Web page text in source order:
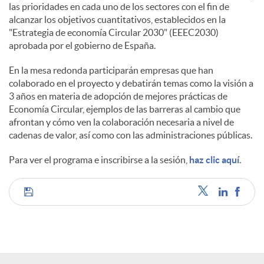
las prioridades en cada uno de los sectores con el fin de
alcanzar los objetivos cuantitativos, establecidos en la
"Estrategia de economía Circular 2030" (EEEC2030)
aprobada por el gobierno de España.
En la mesa redonda participarán empresas que han
colaborado en el proyecto y debatirán temas como la visión a
3 años en materia de adopción de mejores prácticas de
Economía Circular, ejemplos de las barreras al cambio que
afrontan y cómo ven la colaboración necesaria a nivel de
cadenas de valor, así como con las administraciones públicas.
Para ver el programa e inscribirse a la sesión, haz clic aquí.
C